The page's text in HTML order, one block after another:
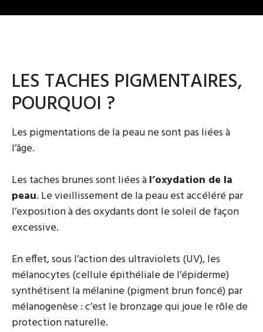
LES TACHES PIGMENTAIRES,
POURQUOI ?
Les pigmentations de la peau ne sont pas liées à
l’âge.
Les taches brunes sont liées àl’oxydation de la
peau. Le vieillissement de la peau est accéléré par
l’exposition à des oxydants dont le soleil de façon
excessive.
En effet, sous l’action des ultraviolets (UV), les
mélanocytes (cellule épithéliale de l’épiderme)
synthétisent la mélanine (pigment brun foncé) par
mélanogenèse : c’est le bronzage qui joue le rôle de
protection naturelle.